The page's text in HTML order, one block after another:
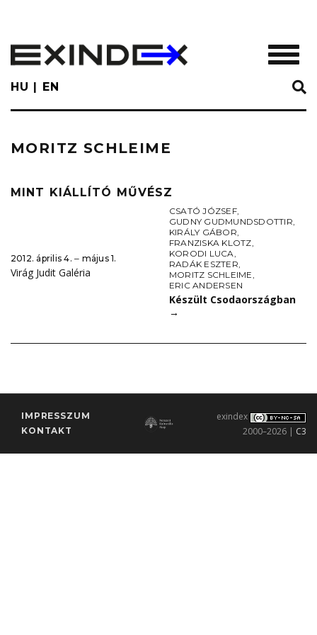
main
content
HU EN
MORITZ SCHLEIME
MINT KIÁLLÍTÓ MŰVÉSZ
2012. április 4. ‒ május 1.
Virág Judit Galéria
CSATÓ JÓZSEF,
GUDNY GUDMUNDSDOTTIR,
KIRÁLY GÁBOR,
FRANZISKA KLOTZ,
KORODI LUCA,
RADÁK ESZTER,
MORITZ SCHLEIME,
ERIC ANDERSEN
Készült Csodaországban
→
IMPRESSZUM
KONTAKT
exindex
2000–2026 | C3